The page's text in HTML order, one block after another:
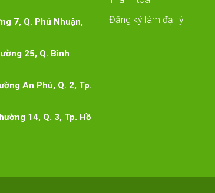
7, Q. Phú Nhuận,
25, Q. Bình
An Phú, Q. 2, Tp.
14, Q. 3, Tp. Hồ
Đăng ký làm đại lý